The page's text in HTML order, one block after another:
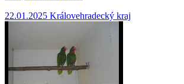
22.01.2025 Královehradecký kraj